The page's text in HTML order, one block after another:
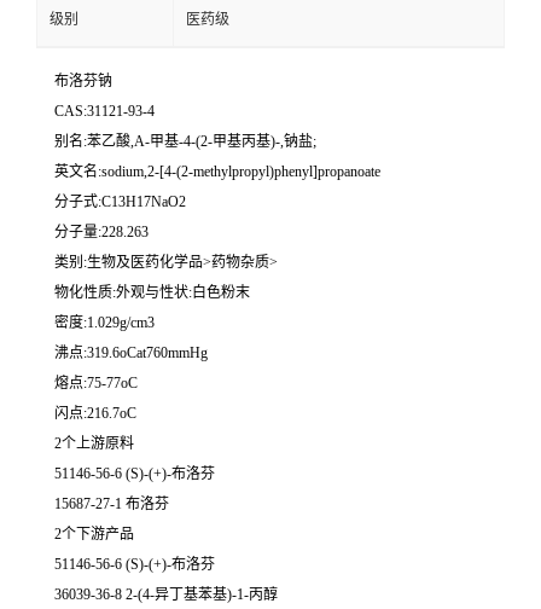
级别 医药级
布洛芬钠
CAS:31121-93-4
别名:苯乙酸,A-甲基-4-(2-甲基丙基)-,钠盐;
英文名:sodium,2-[4-(2-methylpropyl)phenyl]propanoate
分子式:C13H17NaO2
分子量:228.263
类别:生物及医药化学品>药物杂质>
物化性质:外观与性状:白色粉末
密度:1.029g/cm3
沸点:319.6oCat760mmHg
熔点:75-77oC
闪点:216.7oC
2个上游原料
51146-56-6 (S)-(+)-布洛芬
15687-27-1 布洛芬
2个下游产品
51146-56-6 (S)-(+)-布洛芬
36039-36-8 2-(4-异丁基苯基)-1-丙醇